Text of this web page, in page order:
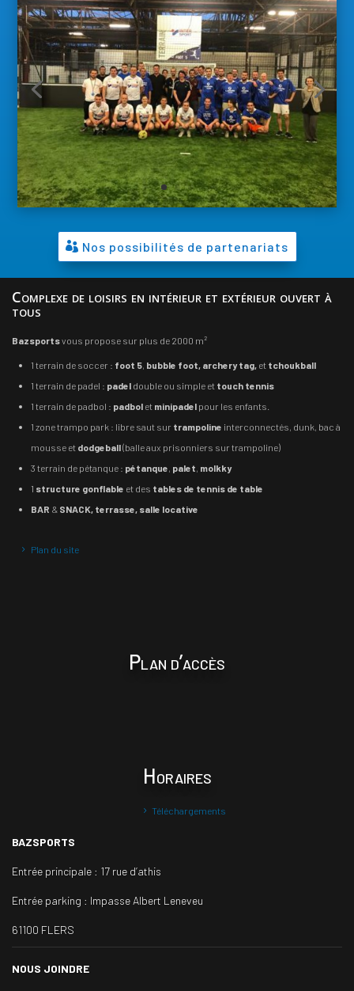
Nos possibilités de partenariats
Complexe de loisirs en intérieur et extérieur ouvert à
tous
Bazsportsvous propose sur plus de 2000 m²
1 terrain de soccer : foot 5, bubble foot, archery tag, et tchoukball
1 terrain de padel : padel double ou simple et touch tennis
1 terrain de padbol : padbol et minipadel pour les enfants.
1 zone trampo park : libre saut sur trampoline interconnectés, dunk, bac à
mousse et dodgeball(balle aux prisonniers sur trampoline)
3 terrain de pétanque : pétanque, palet, molkky
1 structure gonflable et des tables de tennis de table
BAR & SNACK, terrasse, salle locative
Plan du site
Plan d’accès
Horaires
Téléchargements
BAZSPORTS
Entrée principale : 17 rue d’athis
Entrée parking : Impasse Albert Leneveu
61100 FLERS
NOUS JOINDRE